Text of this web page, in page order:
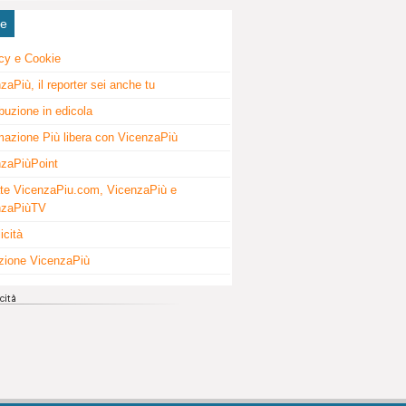
e Cookie
il reporter sei anche tu
in edicola
Più libera con VicenzaPiù
VicenzaPiu.com, VicenzaPiù e
VicenzaPiù